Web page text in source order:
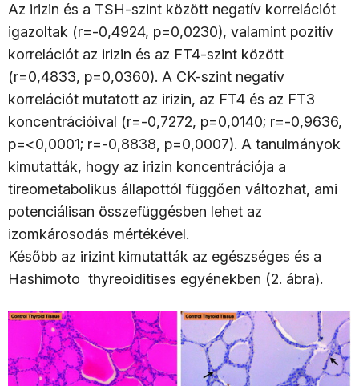
Az irizin és a TSH-szint között negatív korrelációt
igazoltak (r=-0,4924, p=0,0230), valamint pozitív
korrelációt az irizin és az FT4-szint között
(r=0,4833, p=0,0360). A CK-szint negatív
korrelációt mutatott az irizin, az FT4 és az FT3
koncentrációival (r=-0,7272, p=0,0140; r=-0,9636,
p=<0,0001; r=-0,8838, p=0,0007). A tanulmányok
kimutatták, hogy az irizin koncentrációja a
tireometabolikus állapottól függően változhat, ami
potenciálisan összefüggésben lehet az
izomkárosodás mértékével.
Később az irizint kimutatták az egészséges és a
Hashimoto thyreoiditises egyénekben (2. ábra).